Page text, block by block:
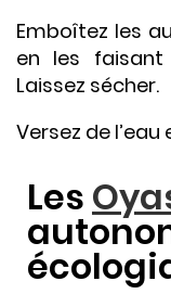
Emboîtez les
en les
Laissez sécher.
Versez de
Les